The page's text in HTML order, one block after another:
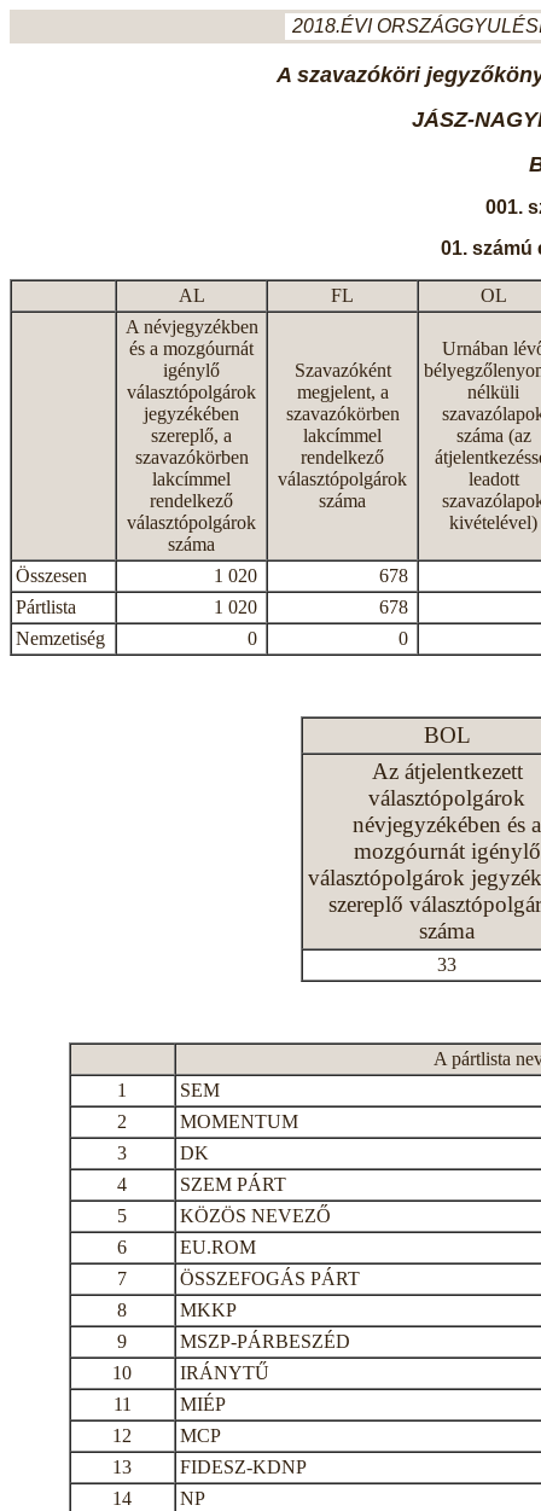
2018.ÉVI
A szavazóköri
JÁSZ-
001.
01. számú
AL FL
OL
A névjegyzékben
és a mozgóurnát
igénylő
választópolgárok
jegyzékében
szereplő, a
szavazókörben
lakcímmel
rendelkező
választópolgárok
száma
Szavazóként
megjelent, a
szavazókörben
lakcímmel
rendelkező
választópolgárok
száma
Urnában
nélküli
száma (az
leadott
kivételével)
Összesen 1 020
678
Pártlista
1 020
678
Nemzetiség
0 0
BOL
Az átjelentkezett
választópolgárok
névjegyzékében és a
mozgóurnát igénylő
választópolgárok
szereplő
száma
33
A pártlista
1
SEM
2
MOMENTUM
3
DK
4
SZEM PÁRT
5
KÖZÖS NEVEZŐ
6
EU.ROM
7
ÖSSZEFOGÁS PÁRT
8
MKKP
9
MSZP-PÁRBESZÉD
10
IRÁNYTŰ
11
MIÉP
12
MCP
13
FIDESZ-KDNP
14
NP